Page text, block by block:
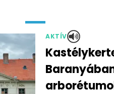
AKTÍV